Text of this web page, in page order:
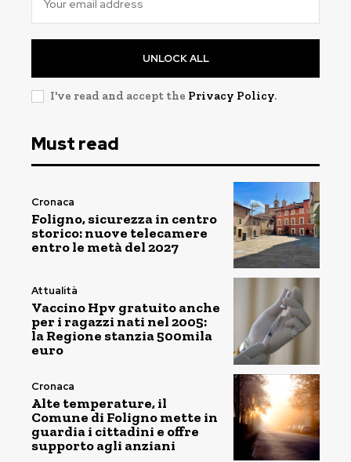
UNLOCK ALL
I've read and accept the Privacy Policy.
Must read
Cronaca
Foligno, sicurezza in centro
storico: nuove telecamere
entro le metà del 2027
Attualità
Vaccino Hpv gratuito anche
per i ragazzi nati nel 2005:
la Regione stanzia 500mila
euro
Cronaca
Alte temperature, il
Comune di Foligno mette in
guardia i cittadini e offre
supporto agli anziani